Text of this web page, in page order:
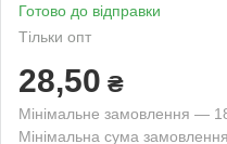
Готово до відправки
Тільки опт
28,50 ₴
Мінімальне замовлення —
Мінімальна сума